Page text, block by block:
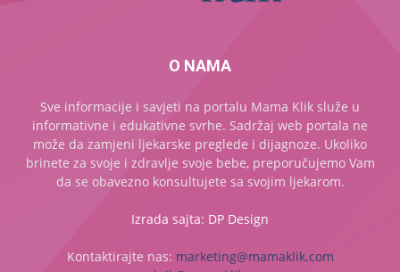
O NAMA
Sve informacije i savjeti na portalu Mama Klik služe u
informativne i edukativne svrhe. Sadržaj web portala ne
može da zamjeni ljekarske preglede i dijagnoze. Ukoliko
brinete za svoje i zdravlje svoje bebe, preporučujemo Vam
da se obavezno konsultujete sa svojim ljekarom.
Izrada sajta: DP Design
Kontaktirajte nas: marketing@mamaklik.com